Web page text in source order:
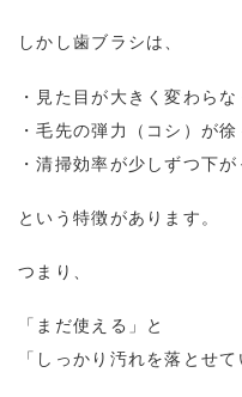
しかし歯ブラシは、
・見た目が大きく変わら
・毛先の弾力（コシ）が
・清掃効率が少しずつ下が
という特徴があります。
つまり、
「まだ使える」と
「しっかり汚れを落とせ